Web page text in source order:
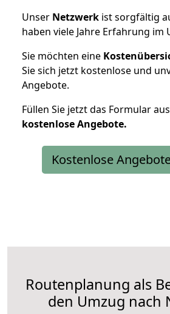
Unser Netzwerk ist sorgfältig
haben viele Jahre Erfahrung im
Sie möchten eine
Sie sich jetzt kostenlose und
Angebote.
Füllen Sie jetzt das Formular
kostenloseAngebote.
Kostenlose
Routenplanung als
den Umzug nach